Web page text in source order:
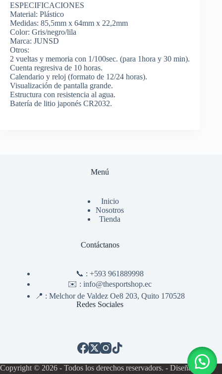
ESPECIFICACIONES
Material: Plástico
Medidas: 85,5mm x 64mm x 22,2mm
Color: Gris/negro/lila
Marca: JUNSD
Otros:
2 vueltas y memoria con 1/100sec. (para 1hora y 30 min).
Cuenta regresiva de 10 horas.
Calendario y reloj (formato de 12/24 horas).
Visualización de pantalla grande.
Estructura con resistencia al agua.
Batería de litio japonés CR2032.
Menú
Inicio
Nosotros
Tienda
Contáctanos
📞 :+593 961889998
✉️ :info@thesportshop.ec
📍 : Melchor de Valdez Oe8 203, Quito 170528
Redes Sociales
Copyright © 2026 - Todos los derechos reservadors. - Diseñado